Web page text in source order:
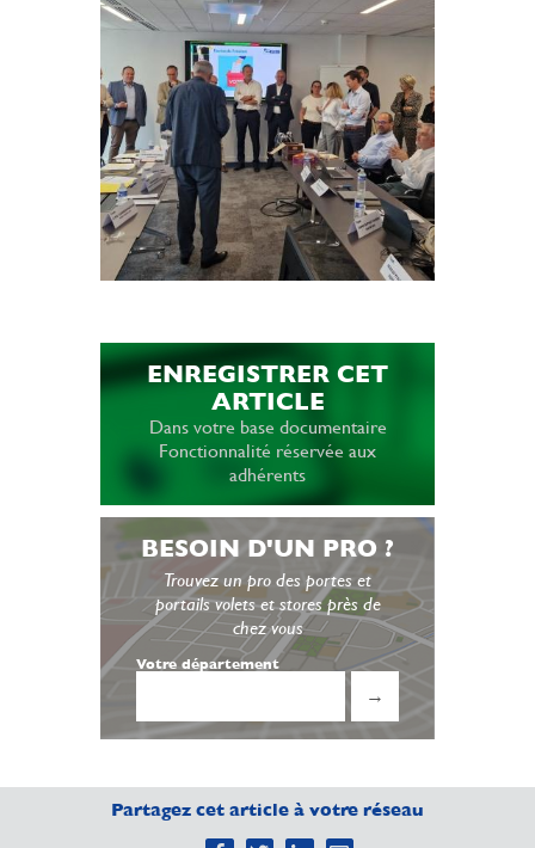
ENREGISTRER CET
ARTICLE
Dans votre base documentaire
Fonctionnalité réservée aux
adhérents
BESOIN D'UN PRO ?
Trouvez un pro des portes et
portails volets et stores près de
chez vous
Votre département
→
Partagez cet article à votre réseau